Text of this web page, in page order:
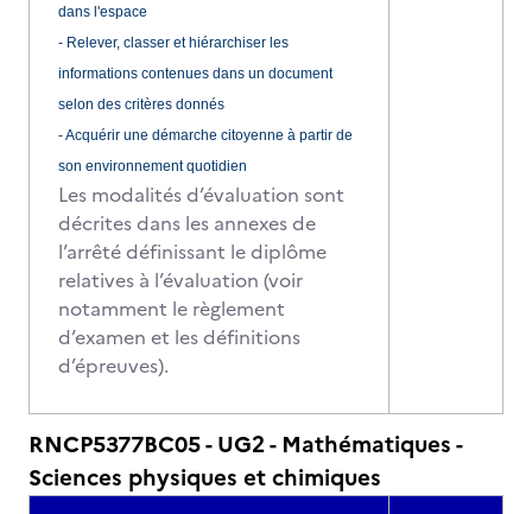
dans l'espace
- Relever, classer et hiérarchiser les
informations contenues dans un document
selon des critères donnés
- Acquérir une démarche citoyenne à partir de
son environnement quotidien
Les modalités d’évaluation sont
décrites dans les annexes de
l’arrêté définissant le diplôme
relatives à l’évaluation (voir
notamment le règlement
d’examen et les définitions
d’épreuves).
RNCP5377BC05 - UG2 - Mathématiques -
Sciences physiques et chimiques